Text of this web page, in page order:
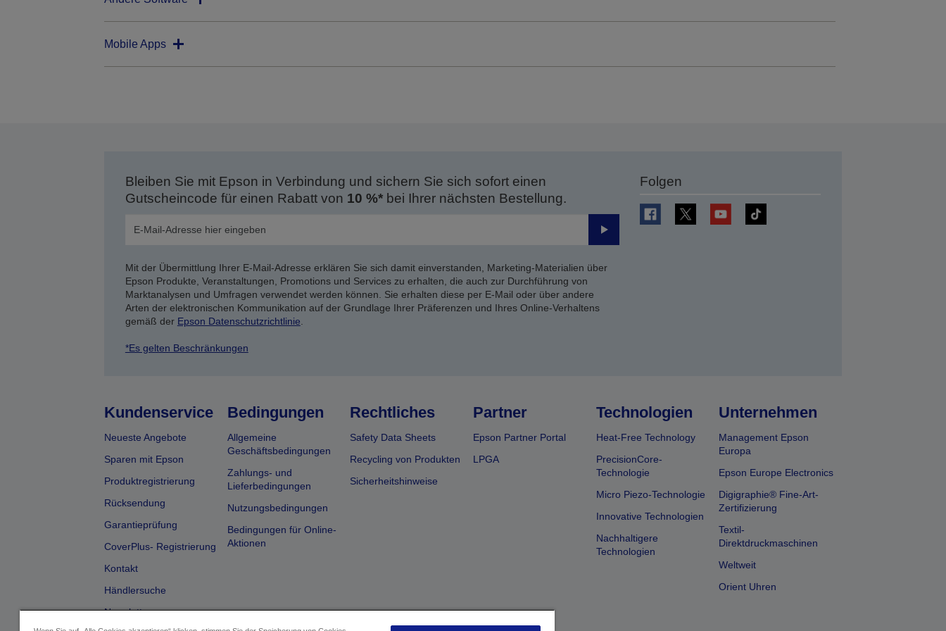
Mobile Apps
Bleiben Sie mit Epson in Verbindung und sichern Sie sich sofort einen
Gutscheincode für einen Rabatt von 10 %*bei Ihrer nächsten Bestellung.
Senden
Mit der Übermittlung Ihrer E-Mail-Adresse erklären Sie sich damit einverstanden, Marketing-Materialien über
Epson Produkte, Veranstaltungen, Promotions und Services zu erhalten, die auch zur Durchführung von
Marktanalysen und Umfragen verwendet werden können. Sie erhalten diese per E-Mail oder über andere
Arten der elektronischen Kommunikation auf der Grundlage Ihrer Präferenzen und Ihres Online-Verhaltens
gemäß der Epson Datenschutzrichtlinie.
*Es gelten Beschränkungen
Folgen
Kundenservice
Neueste Angebote
Sparen mit Epson
Produktregistrierung
Rücksendung
Garantieprüfung
CoverPlus- Registrierung
Kontakt
Händlersuche
Newsletter
Bedingungen
Allgemeine
Geschäftsbedingungen
Zahlungs- und
Lieferbedingungen
Nutzungsbedingungen
Bedingungen für Online-
Aktionen
Rechtliches
Safety Data Sheets
Recycling von Produkten
Sicherheitshinweise
Partner
Epson Partner Portal
LPGA
Technologien
Heat-Free Technology
PrecisionCore-
Technologie
Micro Piezo-Technologie
Innovative Technologien
Nachhaltigere
Technologien
Unternehmen
Management Epson
Europa
Epson Europe Electronics
Digigraphie® Fine-Art-
Zertifizierung
Textil-
Direktdruckmaschinen
Weltweit
Orient Uhren